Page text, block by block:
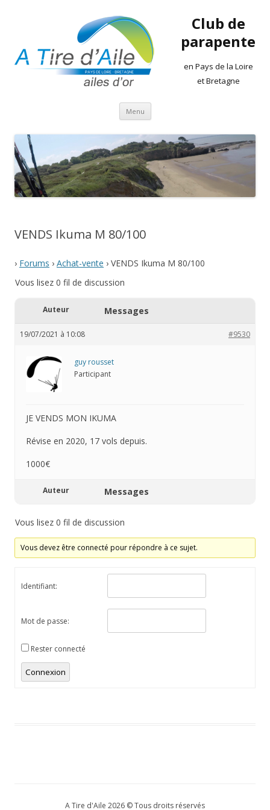
Club de
parapente
en Pays de la Loire
et Bretagne
Menu Aller
contenu
VENDS Ikuma M 80/100
› Forums › Achat-vente › VENDS Ikuma M 80/100
Vous lisez 0 fil de discussion
Auteur Messages
19/07/2021 à 10:08 #9530
guy rousset
Participant
JE VENDS MON IKUMA
Révise en 2020, 17 vols depuis.
1000€
Auteur Messages
Vous lisez 0 fil de discussion
Vous devez être connecté pour répondre à ce sujet.
Identifiant:
Mot de passe:
Rester connecté
Connexion
A Tire d'Aile 2026 © Tous droits réservés